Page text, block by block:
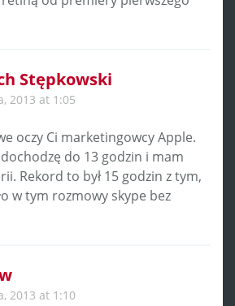
Stępkowski
2013 at 1:05
oczy Ci marketingowcy Apple.
do 13 godzin i mam
Rekord to był 15 godzin z tym,
w tym rozmowy skype bez
2013 at 1:10